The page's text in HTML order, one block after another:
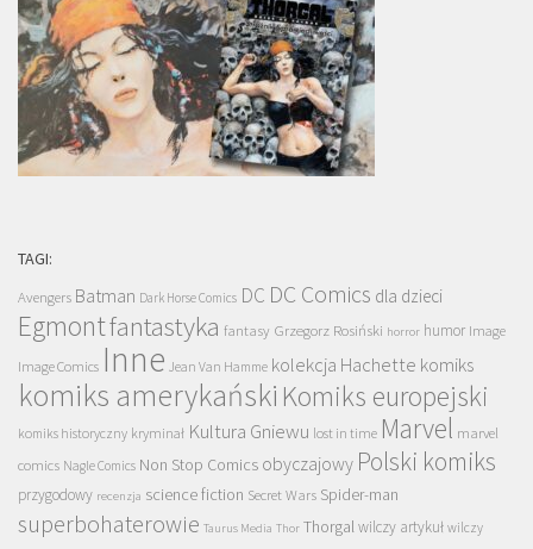
TAGI:
Avengers Batman Dark Horse Comics DC DC Comics dla dzieci
Egmontfantastyka fantasy Grzegorz Rosiński horror humor Image
Image Comics Inne Jean Van Hamme kolekcja Hachette komiks
komiks amerykański Komiks europejski
komiks historyczny kryminał Kultura Gniewu lost in time Marvel marvel
comics Nagle Comics Non Stop Comics obyczajowy Polski komiks
przygodowy recenzja science fiction Secret Wars Spider-man
superbohaterowie Taurus Media Thor Thorgalwilczy artykuł wilczy